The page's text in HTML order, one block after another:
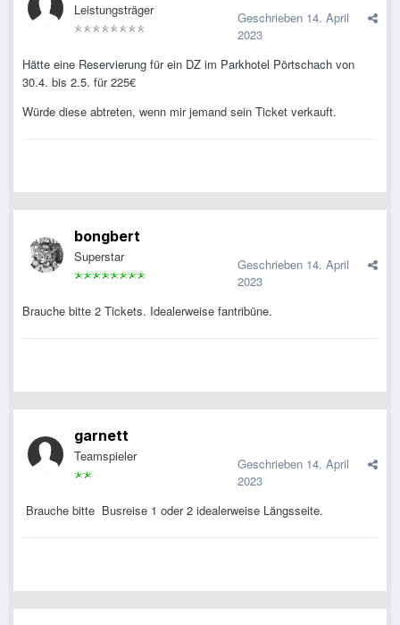
Leistungsträger Geschrieben 14. April
2023
Hätte eine Reservierung für ein DZ im Parkhotel Pörtschach von
30.4. bis 2.5. für 225€
Würde diese abtreten, wenn mir jemand sein Ticket verkauft.
bongbert
Superstar Geschrieben 14. April
2023
Brauche bitte 2 Tickets. Idealerweise fantribüne.
garnett
Teamspieler Geschrieben 14. April
2023
Brauche bitte Busreise 1 oder 2 idealerweise Längsseite.